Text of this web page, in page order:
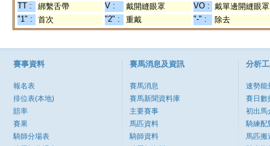
TT : 綁繫舌帶 V : 戴開縫眼罩 VO : 戴單邊開縫眼罩
"1" :
首次 "2" : 重戴 "-" : 除去
賽事資料
報名表
排位表(本地)
賠率
賽果
騎師分場表
賽馬消息及資訊
賽馬消息
賽馬新聞資料庫
主要賽事
馬匹資料
騎師資料
分析
速勢能
賽日數
初出馬
騎練配
馬匹搬